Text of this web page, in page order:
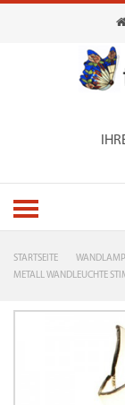
STARTSEITE
ETALL WANDLEUCHTE